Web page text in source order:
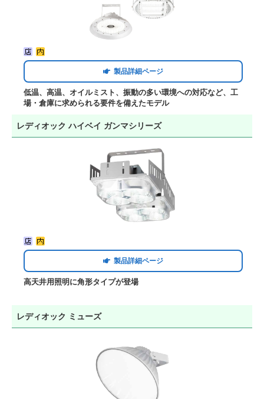
製品詳細ページ
低温、高温、オイルミスト、振動の多い環境への対応など、工
場・倉庫に求められる要件を備えたモデル
レディオック ハイベイ ガンマシリーズ
製品詳細ページ
高天井用照明に角形タイプが登場
レディオック ミューズ